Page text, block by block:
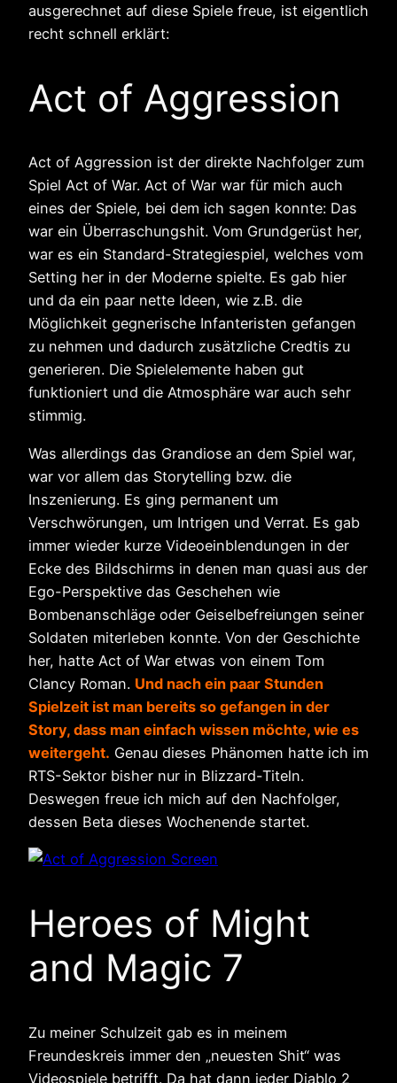
ausgerechnet auf diese Spiele freue, ist eigentlich
recht schnell erklärt:
Act of Aggression
Act of Aggression ist der direkte Nachfolger zum
Spiel Act of War. Act of War war für mich auch
eines der Spiele, bei dem ich sagen konnte: Das
war ein Überraschungshit. Vom Grundgerüst her,
war es ein Standard-Strategiespiel, welches vom
Setting her in der Moderne spielte. Es gab hier
und da ein paar nette Ideen, wie z.B. die
Möglichkeit gegnerische Infanteristen gefangen
zu nehmen und dadurch zusätzliche Credtis zu
generieren. Die Spielelemente haben gut
funktioniert und die Atmosphäre war auch sehr
stimmig.
Was allerdings das Grandiose an dem Spiel war,
war vor allem das Storytelling bzw. die
Inszenierung. Es ging permanent um
Verschwörungen, um Intrigen und Verrat. Es gab
immer wieder kurze Videoeinblendungen in der
Ecke des Bildschirms in denen man quasi aus der
Ego-Perspektive das Geschehen wie
Bombenanschläge oder Geiselbefreiungen seiner
Soldaten miterleben konnte. Von der Geschichte
her, hatte Act of War etwas von einem Tom
Clancy Roman. Und nach ein paar Stunden
Spielzeit ist man bereits so gefangen in der
Story, dass man einfach wissen möchte, wie es
weitergeht. Genau dieses Phänomen hatte ich im
RTS-Sektor bisher nur in Blizzard-Titeln.
Deswegen freue ich mich auf den Nachfolger,
dessen Beta dieses Wochenende startet.
Heroes of Might
and Magic 7
Zu meiner Schulzeit gab es in meinem
Freundeskreis immer den „neuesten Shit“ was
Videospiele betrifft. Da hat dann jeder Diablo 2